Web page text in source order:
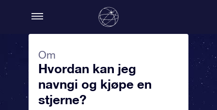
Om
Hvordan kan jeg
navngi og kjøpe en
stjerne?